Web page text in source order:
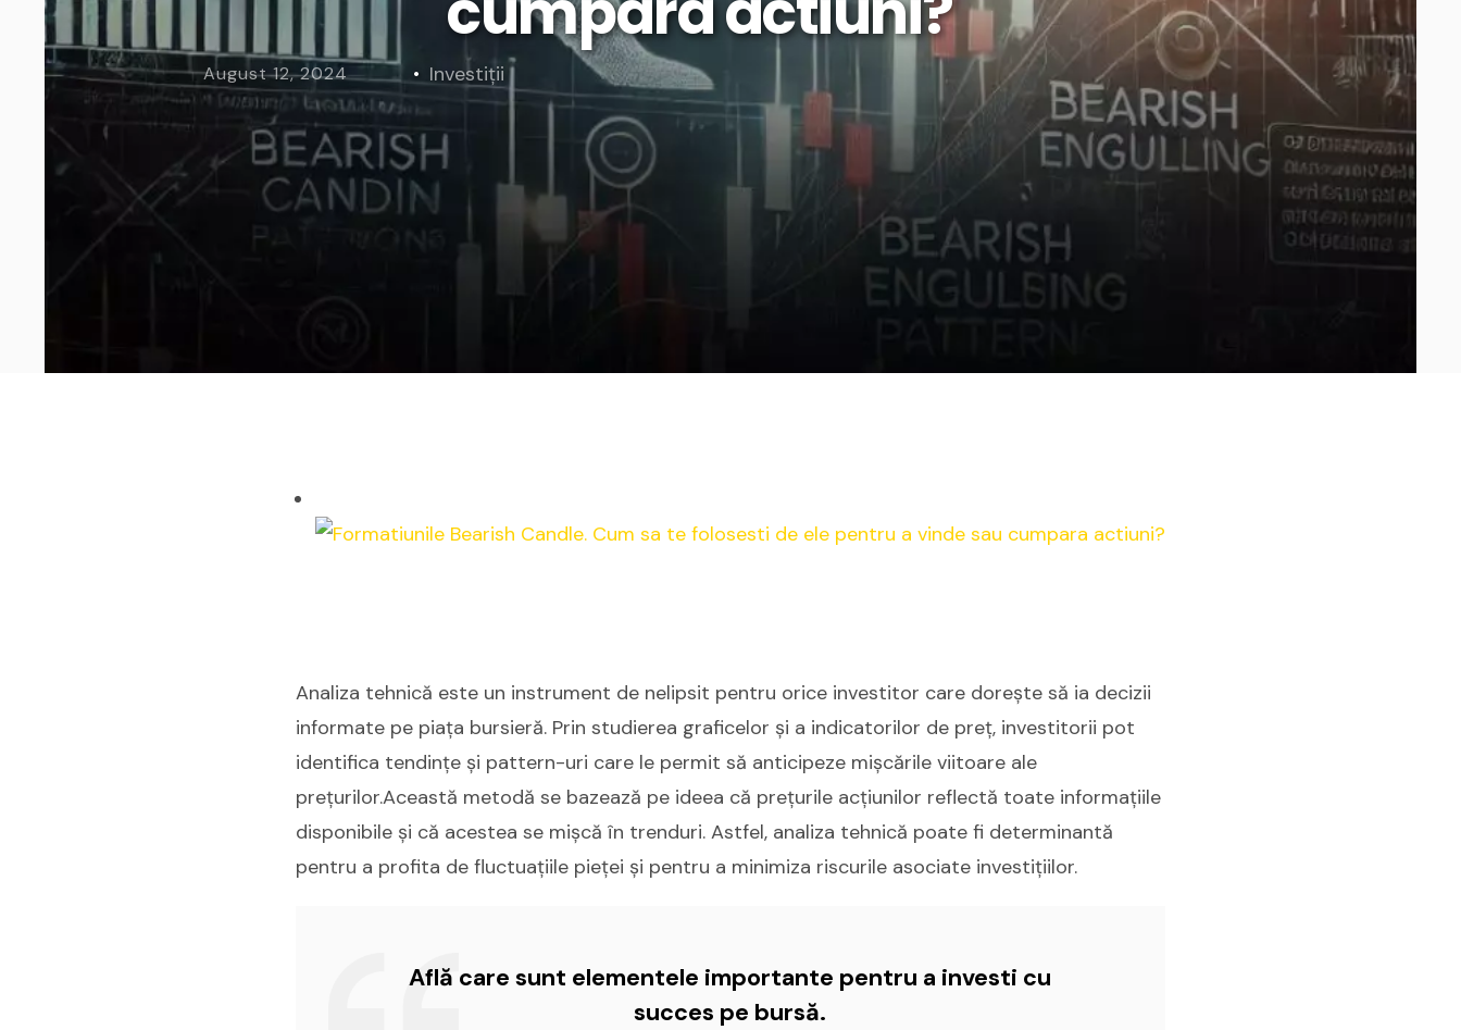
Curs Momentum
Curs Day Trading
Curs Algo Trading
Curs Growth Stocks
Curs Value Investing DCF
Tool Strategia AS
Tool Calendar Integrat
Tool Backtesting Portofoliu
Tool Momentum Score
August 12, 2024 Investiții
Analiza tehnică este un instrument de nelipsit pentru orice investitor care dorește să ia decizii
informate pe piața bursieră. Prin studierea graficelor și a indicatorilor de preț, investitorii pot
identifica tendințe și pattern-uri care le permit să anticipeze mișcările viitoare ale
prețurilor.Această metodă se bazează pe ideea că prețurile acțiunilor reflectă toate informațiile
disponibile și că acestea se mișcă în trenduri. Astfel, analiza tehnică poate fi determinantă
pentru a profita de fluctuațiile pieței și pentru a minimiza riscurile asociate investițiilor.
Află care sunt elementele importante pentru a investi cu
succes pe bursă.